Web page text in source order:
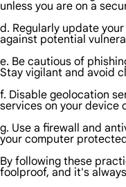
unless you are on a
d. Regularly update
against potential
e. Be cautious of
Stay vigilant and avoid
f. Disable geolocation
services on your device
g. Use a firewall and
your computer
By following these
foolproof, and it's